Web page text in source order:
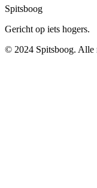
Spitsboog
Gericht op iets hogers.
© 2024 Spitsboog. Alle